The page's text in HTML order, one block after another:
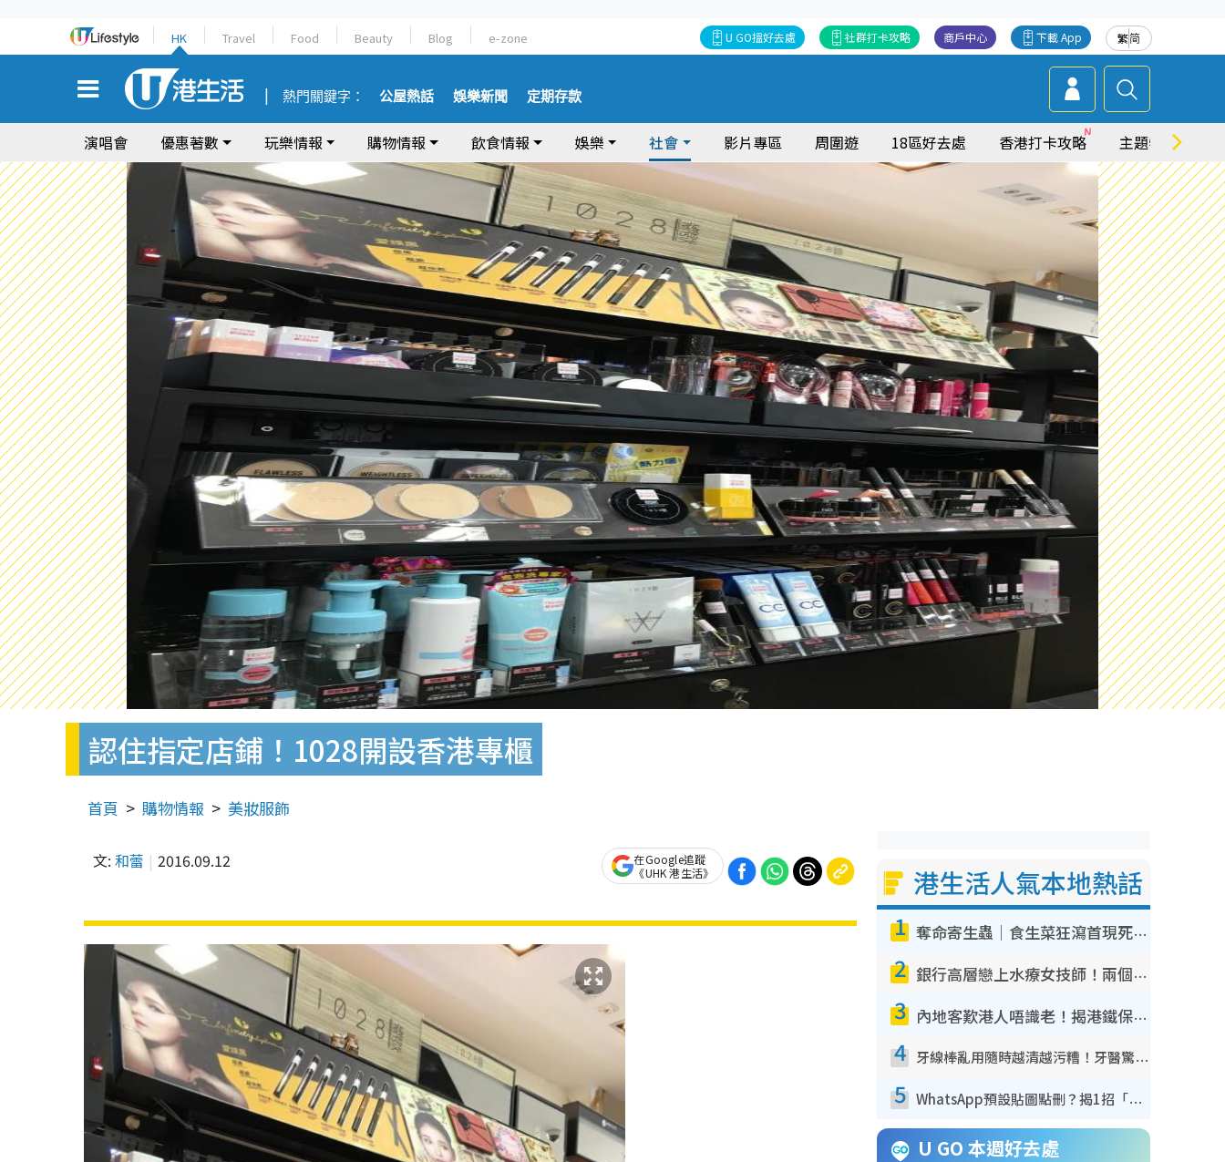
HK Travel Food Beauty Blog e-zone 繁简
下載 App
商戶中心
社群打卡攻略
U GO搵好去處
熱門關鍵字： 公屋熱話 娛樂新聞 定期存款
演唱會 優惠著數 玩樂情報 購物情報 飲食情報 娛樂 社會 影片專區 周圍遊 18區好去處 香港打卡攻略 主題特集
認住指定店鋪！1028開設香港專櫃
首頁 購物情報 美妝服飾
文: 和蕾 2016.09.12
在Google追蹤
《UHK 港生活》
港生活人氣本地熱話
1 奪命寄生蟲｜食生菜狂瀉首現死者！疫潮惡化錄1.8萬宗病例 揭洗菜3大謬誤
2 銀行高層戀上水療女技師！兩個月借128萬驚覺「沉船」沉落火海 揭背後疑似邪教操控賣淫
3 內地客歎港人唔識老！揭港鐵保鮮級冷氣 港人求放過：咪投訴
4 牙線棒亂用隨時越清越污糟！牙醫驚揭盲目過戶細菌恐致蛀牙：呢種先係日常真保養
5 WhatsApp預設貼圖點刪？揭1招「反向操作」還原簡潔介面 附3步實測教學
U GO 本週好去處